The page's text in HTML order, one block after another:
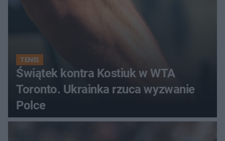
TENIS
Świątek kontra Kostiuk w WTA
Toronto. Ukrainka rzuca wyzwanie
Polce